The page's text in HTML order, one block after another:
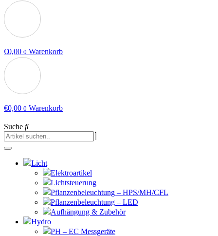
€0,00 0 Warenkorb
€0,00 0 Warenkorb
Suche
Licht
Elektroartikel
Lichtsteuerung
Pflanzenbeleuchtung – HPS/MH/CFL
Pflanzenbeleuchtung – LED
Aufhängung & Zubehör
Hydro
PH – EC Messgeräte